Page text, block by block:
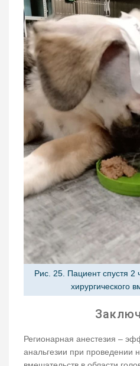
Рис. 25. Пациент спустя 2
хирургического
Регионарная анестезия –
анальгезии при проведении